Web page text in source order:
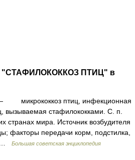
"СТАФИЛОКОККОЗ ПТИЦ" в
микрококкоз птиц, инфекционная
вызываемая стафилококками. С. п.
странах мира. Источник возбудителя
факторы передачи корм, подстилка,
…
Большая советская энциклопедия